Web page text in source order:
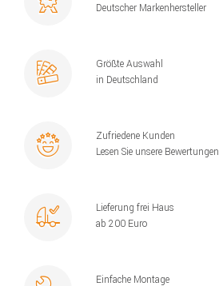
Deutscher Markenhersteller
Größte Auswahl
in Deutschland
Zufriedene Kunden
Lesen Sie unsere Bewertungen
Lieferung frei Haus
ab 200 Euro
Einfache Montage